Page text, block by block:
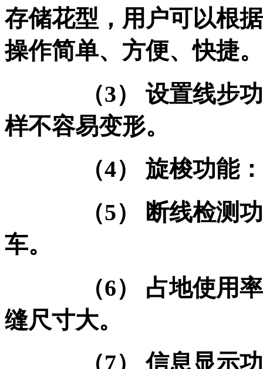
存储花型，用户可以根
操作简单、方便、快捷。
（3） 设置线步功能
样不容易变形。
（4） 旋梭功能：
（5） 断线检测功
车。
（6） 占地使用率
缝尺寸大。
（7） 信息显示功：